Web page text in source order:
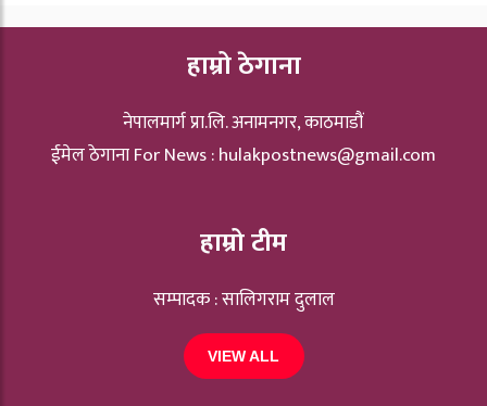
हाम्रो ठेगाना
नेपालमार्ग प्रा.लि. अनामनगर, काठमाडौं
ईमेल ठेगाना For News :hulakpostnews@gmail.com
हाम्रो टीम
सम्पादक : सालिगराम दुलाल
VIEW ALL